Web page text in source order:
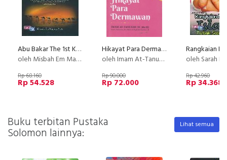
Abu Bakar The 1st Khalifa
oleh Misbah Em Majidy, M.A.
Rp 68.160
Rp 54.528
Hikayat Para Dermawan : Hikmah dan Teladan dari Orang-Orang Saleh yang Gemar Memberi
oleh Imam At-Tanukhi
Rp 90.000
Rp 72.000
oleh Sarah
Rp 42.960
Rp 34.368
Buku terbitan Pustaka
Solomon lainnya:
Lihat semua